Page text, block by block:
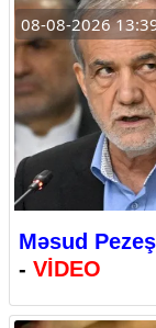
08-08-2026
Məsud
- VİDEO